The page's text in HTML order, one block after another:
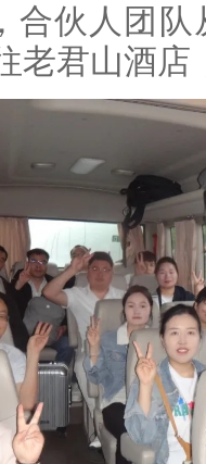
伙人团队
老君山酒店